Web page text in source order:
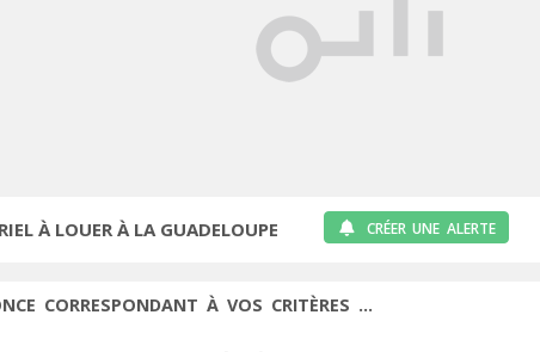
À LOUER À LA GUADELOUPE CRÉER UNE ALERTE
CORRESPONDANT À VOS CRITÈRES ...